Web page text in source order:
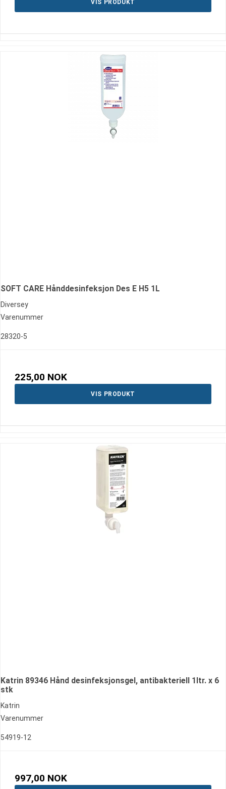
VIS PRODUKT
SOFT CARE Hånddesinfeksjon Des E H5 1L
Diversey
Varenummer
28320-5
225,00 NOK
VIS PRODUKT
Katrin 89346 Hånd desinfeksjonsgel, antibakteriell 1ltr. x 6
stk
Katrin
Varenummer
54919-12
997,00 NOK